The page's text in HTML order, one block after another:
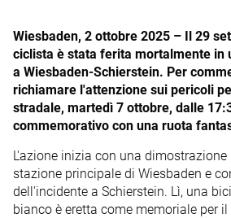
Wiesbaden, 2 ottobre 2025 – Il 29
ciclista è stata ferita mortalmente in
a Wiesbaden-Schierstein. Per
richiamare l'attenzione sui pericoli
stradale, martedì 7 ottobre, dalle
commemorativo con una ruota
L'azione inizia con una
stazione principale di Wiesbaden e
dell'incidente a Schierstein. Lì, una
bianco è eretta come memoriale per